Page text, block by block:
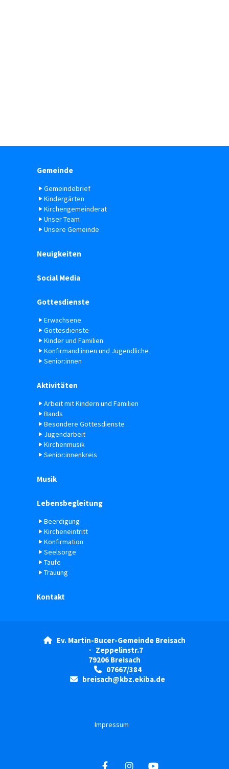
Gemeinde
Gemeindebrief
Kindergärten
Kirchengemeinderat
Unser Team
Unsere Gemeinde
Neuigkeiten
Social Media
Gottesdienste
Erwachsene
Gottesdienste
Kinder und Familien
Konfirmand:innen und Jugendliche
Senior:innen
Aktivitäten
Arbeit mit Kindern und Familien
Bands
Besondere Gottesdienste
Jugendarbeit
Kirchenmusik
Senior:innenkreis
Musik
Lebensbegleitung
Beerdigung
Kircheneintritt
Konfirmation
Seelsorge
Taufe
Trauung
Kontakt

Ev. Martin-Bucer-Gemeinde Breisach
· Zeppelinstr.7
79206 Breisach
07667/384
 breisach@kbz.ekiba.de
Impressum